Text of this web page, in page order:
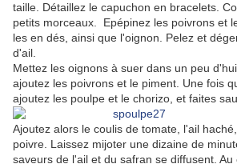
taille. Détaillez le capuchon en bracelets.
petits morceaux. Epépinez les poivrons et
les en dés, ainsi que l'oignon. Pelez et
d'ail.
Mettez les oignons à suer dans un peu
ajoutez les poivrons et le piment. Une fois
ajoutez les poulpe et le chorizo, et faites
Ajoutez alors le coulis de tomate, l'ail
poivre. Laissez mijoter une dizaine de
saveurs de l'ail et du safran se diffusent.